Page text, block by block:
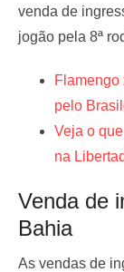
venda de
jogão pela 8ª
Flamengo
pelo
Veja o
na
Venda de
Bahia
As vendas de